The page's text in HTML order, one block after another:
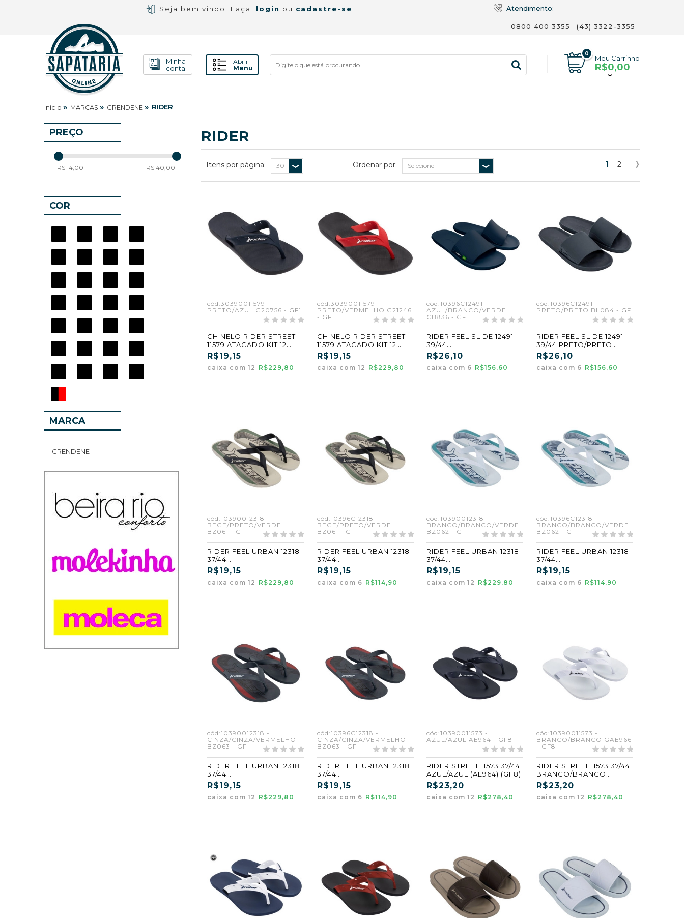
Seja bem vindo! Faça login ou cadastre-se Atendimento:
0800 400 3355 (43) 3322-3355
Minha
conta
Abrir
Menu
0
Meu Carrinho
R$0,00
Início » MARCAS » GRENDENE » RIDER
PREÇO
R$ 14,00 R$ 40,00
COR
MARCA
GRENDENE
RIDER
Itens por página: Ordenar por: 1 2
cód:30390011579 -
PRETO/AZUL G20756 - GF1
CHINELO RIDER STREET
11579 ATACADO KIT 12
PARES 31/36
R$19,15
caixa com 12 R$229,80
cód:30390011579 -
PRETO/VERMELHO G21246
- GF1
CHINELO RIDER STREET
11579 ATACADO KIT 12
PARES 31/36
R$19,15
caixa com 12 R$229,80
cód:10396C12491 -
AZUL/BRANCO/VERDE
CB836 - GF
RIDER FEEL SLIDE 12491
39/44
AZUL/BRANCO/VERDE
(CB836) (GF) (CX6)
R$26,10
caixa com 6 R$156,60
cód:10396C12491 -
PRETO/PRETO BL084 - GF
RIDER FEEL SLIDE 12491
39/44 PRETO/PRETO
(BL084) (GF) (CX6)
R$26,10
caixa com 6 R$156,60
cód:10390012318 -
BEGE/PRETO/VERDE
BZ061 - GF
RIDER FEEL URBAN 12318
37/44
BEGE/PRETO/VERDE
(BZ061) (GF)
R$19,15
caixa com 12 R$229,80
cód:10396C12318 -
BEGE/PRETO/VERDE
BZ061 - GF
RIDER FEEL URBAN 12318
37/44
BEGE/PRETO/VERDE
(BZ061) (GF) (CX6)
R$19,15
caixa com 6 R$114,90
cód:10390012318 -
BRANCO/BRANCO/VERDE
BZ062 - GF
RIDER FEEL URBAN 12318
37/44
BRANCO/BRANCO/VERD
E (BZ062) (GF)
R$19,15
caixa com 12 R$229,80
cód:10396C12318 -
BRANCO/BRANCO/VERDE
BZ062 - GF
RIDER FEEL URBAN 12318
37/44
BRANCO/BRANCO/VERD
E (BZ062) (GF) (CX6)
R$19,15
caixa com 6 R$114,90
cód:10390012318 -
CINZA/CINZA/VERMELHO
BZ063 - GF
RIDER FEEL URBAN 12318
37/44
CINZA/CINZA/VERMELHO
(BZ063) (GF)
R$19,15
caixa com 12 R$229,80
cód:10396C12318 -
CINZA/CINZA/VERMELHO
BZ063 - GF
RIDER FEEL URBAN 12318
37/44
CINZA/CINZA/VERMELHO
(BZ063) (GF) (CX6)
R$19,15
caixa com 6 R$114,90
cód:10390011573 -
AZUL/AZUL AE964 - GF8
RIDER STREET 11573 37/44
AZUL/AZUL (AE964) (GF8)
R$23,20
caixa com 12 R$278,40
cód:10390011573 -
BRANCO/BRANCO GAE966
- GF8
RIDER STREET 11573 37/44
BRANCO/BRANCO
(AE966) (GF8)
R$23,20
caixa com 12 R$278,40